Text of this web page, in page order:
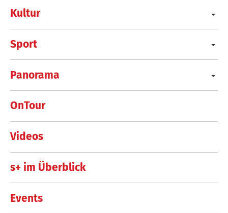
Kultur
Sport
Panorama
OnTour
Videos
s+ im Überblick
Events